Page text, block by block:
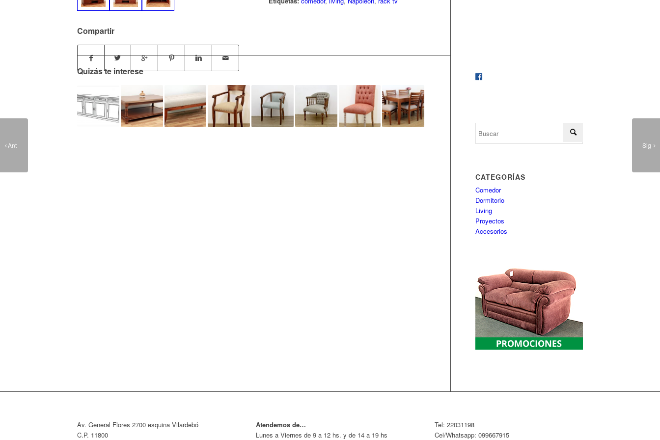
Compartir
Quizás te interese
CATEGORÍAS
Comedor
Dormitorio
Living
Proyectos
Accesorios
Av. General Flores 2700 esquina Vilardebó
C.P. 11800
Atendemos de…
Lunes a Viernes de 9 a 12 hs. y de 14 a 19 hs
Tel: 22031198
Cel/Whatsapp: 099667915
Sig
Ant